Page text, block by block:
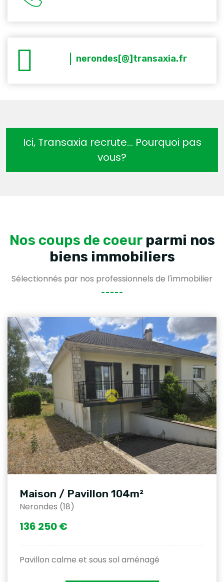
nerondes[@]transaxia.fr
Ici, Transaxia recrute… Pourquoi pas
vous?
Nos coups de coeur parmi nos
biens immobiliers
Sélectionnés par nos professionnels de l'immobilier
Maison / Pavillon 104m²
Nerondes (18)
136 250 €
Pavillon calme et sous sol aménagé